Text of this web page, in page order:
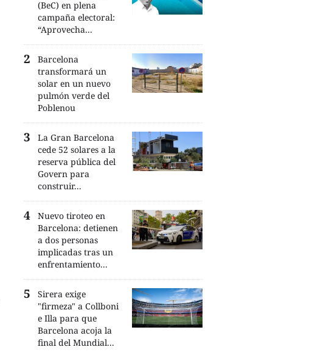
(BeC) en plena
campaña electoral:
“Aprovecha...
Barcelona
transformará un
solar en un nuevo
pulmón verde del
Poblenou
La Gran Barcelona
cede 52 solares a la
reserva pública del
Govern para
construir...
Nuevo tiroteo en
Barcelona: detienen
a dos personas
implicadas tras un
enfrentamiento...
Sirera exige
"firmeza" a Collboni
e Illa para que
Barcelona acoja la
final del Mundial...